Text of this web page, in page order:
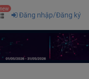
new
Đăng nhập/Đăng ký